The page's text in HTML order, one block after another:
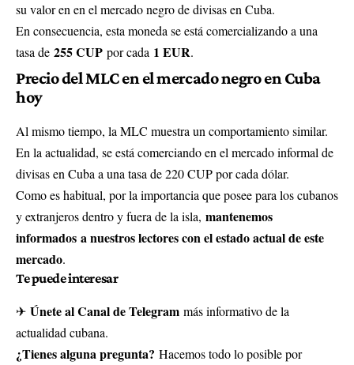
su valor en en el mercado negro de divisas en Cuba.
En consecuencia, esta moneda se está comercializando a una
tasa de 255 CUP por cada 1 EUR.
Precio del MLC en el mercado negro en Cuba
hoy
Al mismo tiempo, la MLC muestra un comportamiento similar.
En la actualidad, se está comerciando en el mercado informal de
divisas en Cuba a una tasa de 220 CUP por cada dólar.
Como es habitual, por la importancia que posee para los cubanos
y extranjeros dentro y fuera de la isla, mantenemos
informados a nuestros lectores con el estado actual de este
mercado.
Te puede interesar
✈ Únete al Canal de Telegram más informativo de la
actualidad cubana.
¿Tienes alguna pregunta? Hacemos todo lo posible por